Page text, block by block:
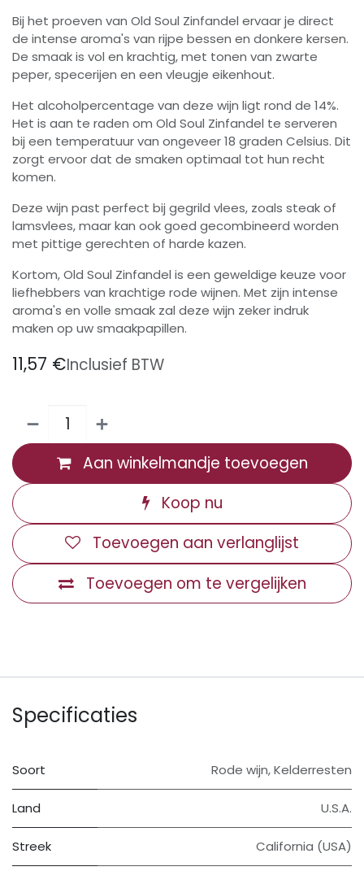
Bij het proeven van Old Soul Zinfandel ervaar je direct
de intense aroma's van rijpe bessen en donkere kersen.
De smaak is vol en krachtig, met tonen van zwarte
peper, specerijen en een vleugje eikenhout.
Het alcoholpercentage van deze wijn ligt rond de 14%.
Het is aan te raden om Old Soul Zinfandel te serveren
bij een temperatuur van ongeveer 18 graden Celsius. Dit
zorgt ervoor dat de smaken optimaal tot hun recht
komen.
Deze wijn past perfect bij gegrild vlees, zoals steak of
lamsvlees, maar kan ook goed gecombineerd worden
met pittige gerechten of harde kazen.
Kortom, Old Soul Zinfandel is een geweldige keuze voor
liefhebbers van krachtige rode wijnen. Met zijn intense
aroma's en volle smaak zal deze wijn zeker indruk
maken op uw smaakpapillen.
11,57 €Inclusief BTW
Aan winkelmandje toevoegen
Koop nu
Toevoegen om te vergelijken
Toevoegen aan verlanglijst
Specificaties
Soort Rode wijn,Kelderresten
Land U.S.A.
Streek California (USA)